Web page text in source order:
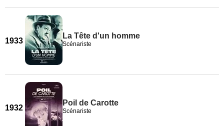
1933
La Tête d'un homme
Scénariste
1932
Poil de Carotte
Scénariste